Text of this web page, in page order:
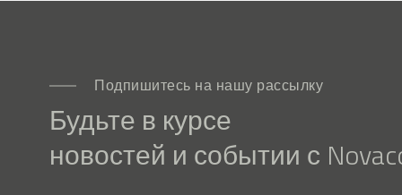
Подпишитесь на нашу рассылку
Будьте в курсе
новостей и событии с